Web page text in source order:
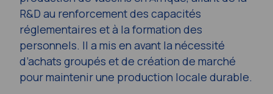
R&D au renforcement des capacités
réglementaires et à la formation des
personnels. Il a mis en avant la nécessité
d’achats groupés et de création de marché
pour maintenir une production locale durable.